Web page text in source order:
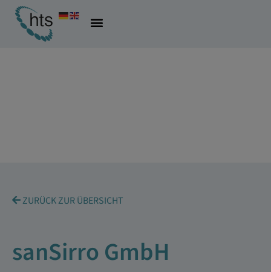
ZURÜCK ZUR ÜBERSICHT
sanSirro GmbH